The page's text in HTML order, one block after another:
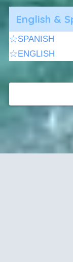
English &
☆SPANISH
☆ENGLISH